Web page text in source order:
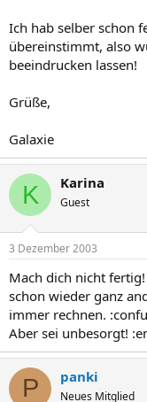
Ich hab selber schon
übereinstimmt, also
beeindrucken lassen!
Grüße,
Galaxie
K Karina
Guest
3 Dezember 2003
Mach dich nicht
schon wieder ganz
immer rechnen.
Aber sei unbesorgt!
P panki
Neues Mitglied